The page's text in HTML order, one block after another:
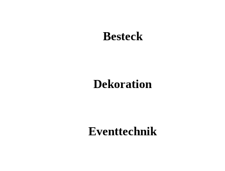
Besteck
Dekoration
Eventtechnik